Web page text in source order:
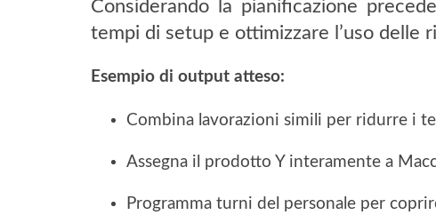
Considerando la pianificazione
tempi di setup e ottimizzare l’uso delle
Esempio di output atteso:
Combina lavorazioni simili per ridurre i
Assegna il prodotto Y interamente a
Programma turni del personale per